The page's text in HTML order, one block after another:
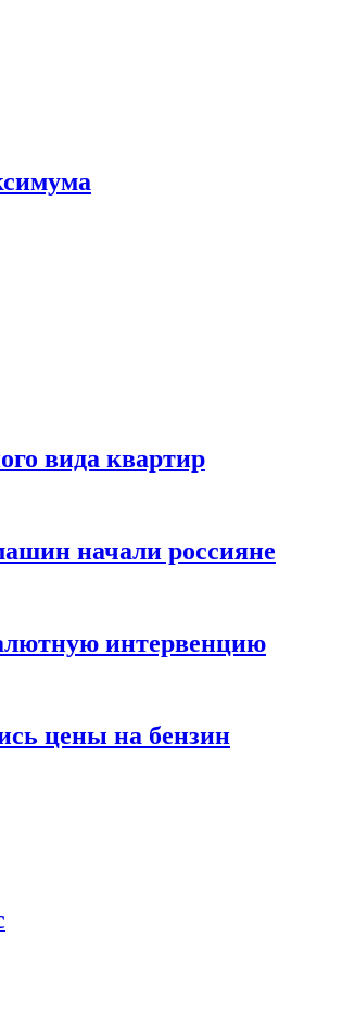
вида квартир
начали россияне
интервенцию
цены на бензин